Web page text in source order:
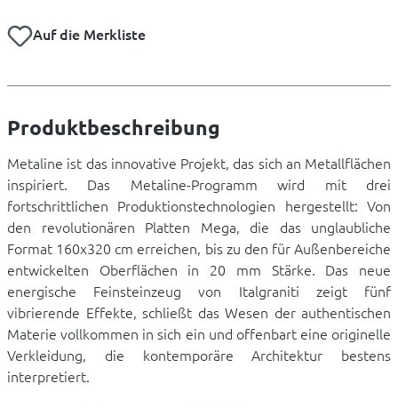
Auf die Merkliste
Produktbeschreibung
Metaline ist das innovative Projekt, das sich an Metallflächen
inspiriert. Das Metaline-Programm wird mit drei
fortschrittlichen Produktionstechnologien hergestellt: Von
den revolutionären Platten Mega, die das unglaubliche
Format 160x320 cm erreichen, bis zu den für Außenbereiche
entwickelten Oberflächen in 20 mm Stärke. Das neue
energische Feinsteinzeug von Italgraniti zeigt fünf
vibrierende Effekte, schließt das Wesen der authentischen
Materie vollkommen in sich ein und offenbart eine originelle
Verkleidung, die kontemporäre Architektur bestens
interpretiert.